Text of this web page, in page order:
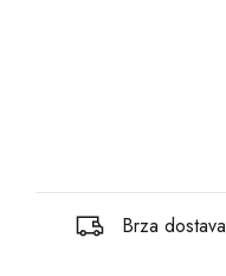
Brza dostava